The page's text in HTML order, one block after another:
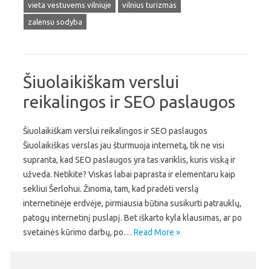
vieta vestuvems vilniuje
vilnius turizmas
zalensu sodyba
Šiuolaikiškam verslui
reikalingos ir SEO paslaugos
Šiuolaikiškam verslui reikalingos ir SEO paslaugos
Šiuolaikiškas verslas jau šturmuoja internetą, tik ne visi
supranta, kad SEO paslaugos yra tas variklis, kuris viską ir
užveda. Netikite? Viskas labai paprasta ir elementaru kaip
sekliui Šerlohui. Žinoma, tam, kad pradėti verslą
internetinėje erdvėje, pirmiausia būtina susikurti patrauklų,
patogų internetinį puslapį. Bet iškarto kyla klausimas, ar po
svetainės kūrimo darbų, po… Read More »